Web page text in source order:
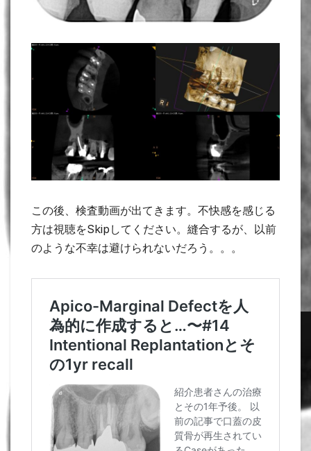
この後、検査動画が出てきます。不快感を感じる
方は視聴をSkipしてください。縫合するが、以前
のような不幸は避けられないだろう。。。